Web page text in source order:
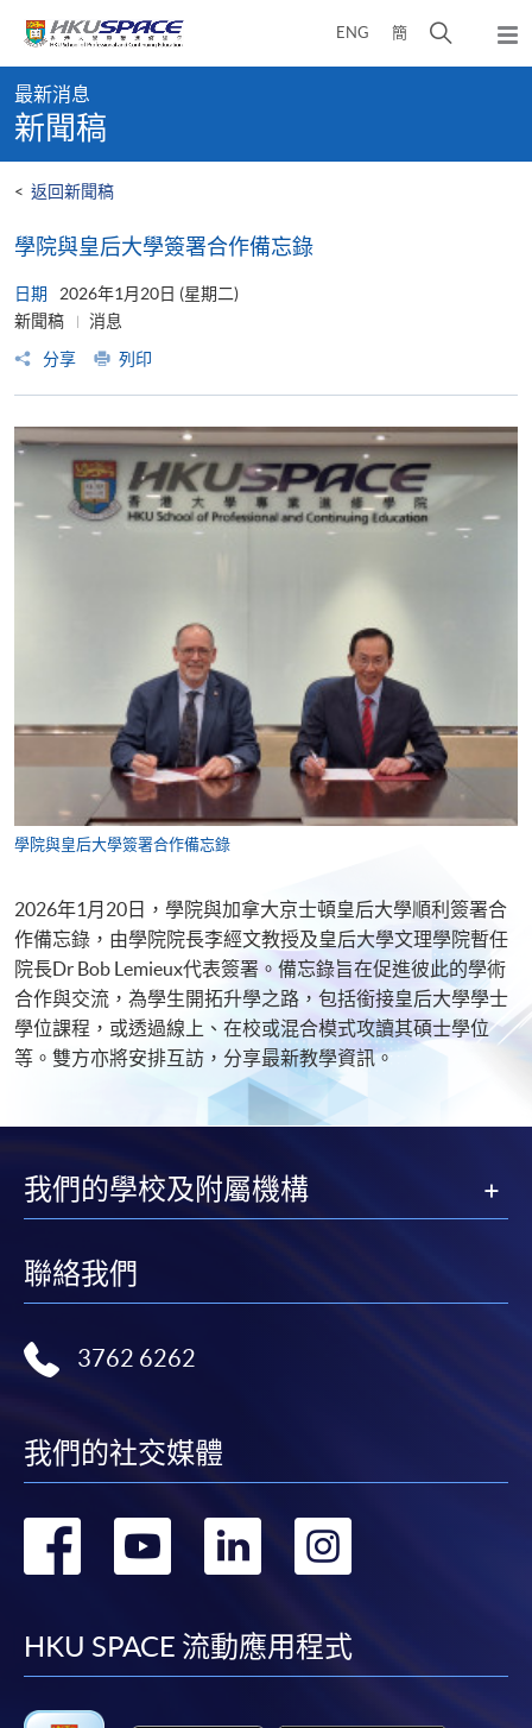
content
ENG 簡
開
彈
出
content
start
最新消息
新聞稿
< 返回新聞稿
學院與皇后大學簽署合作備忘錄
日期
2026年1月20日 (星期二)
新聞稿
消息
分享
列印
學院與皇后大學簽署合作備忘錄
2026年1月20日，學院與加拿大京士頓皇后大學順利簽署合
作備忘錄，由學院院長李經文教授及皇后大學文理學院暫任
院長Dr Bob Lemieux代表簽署。備忘錄旨在促進彼此的學術
合作與交流，為學生開拓升學之路，包括銜接皇后大學學士
學位課程，或透過線上、在校或混合模式攻讀其碩士學位
等。雙方亦將安排互訪，分享最新教學資訊。
我們的學校及附屬機構
聯絡我們
3762 6262
我們的社交媒體
轉
facebook
轉
youtube
轉
linkedin
HKU SPACE 流動應用程式